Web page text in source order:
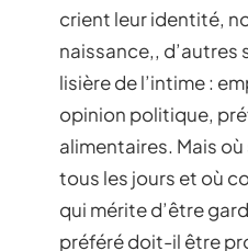
crient leur identité,
naissance,, d’autres
lisière de l’intime :
opinion politique,
alimentaires. Mais
tous les jours et où
qui mérite d’être
préféré doit-il être